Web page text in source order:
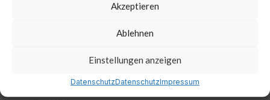
Akzeptieren
Ablehnen
Einstellungen anzeigen
DatenschutzDatenschutzImpressum
September 2023
August 2023